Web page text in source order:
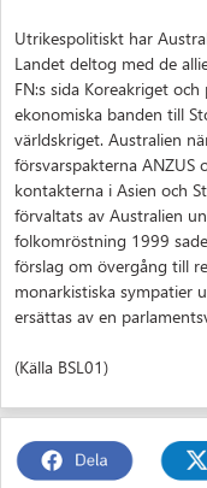
Utrikespolitiskt har
Landet deltog med de
FN:s sida Koreakriget
ekonomiska banden till
världskriget. Australien
försvarspakterna ANZUS
kontakterna i Asien och
förvaltats av Australien
folkomröstning 1999
förslag om övergång till
monarkistiska sympatier
ersättas av en
(Källa BSL01)